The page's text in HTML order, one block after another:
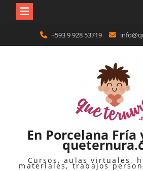
content
+593 9 928 53719
En Porcelana Fría
Cursos, aulas virtuales,
materiales, trabajos